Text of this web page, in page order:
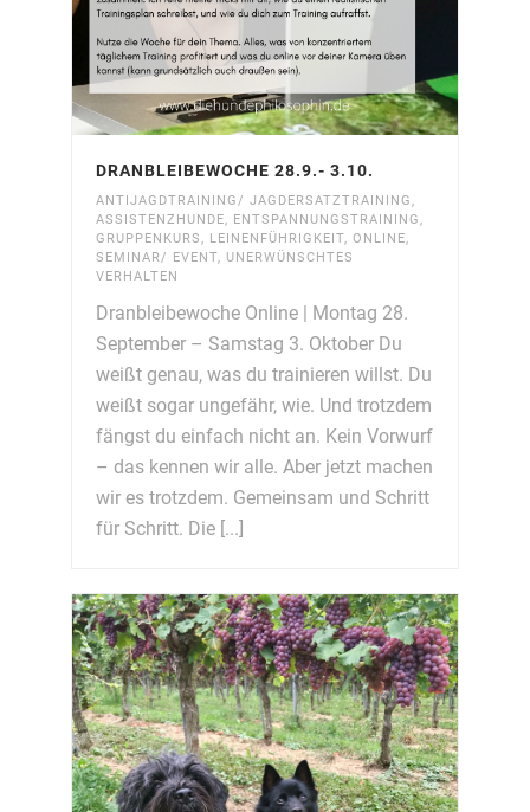
DRANBLEIBEWOCHE 28.9.- 3.10.
ANTIJAGDTRAINING/ JAGDERSATZTRAINING,
ASSISTENZHUNDE, ENTSPANNUNGSTRAINING,
GRUPPENKURS, LEINENFÜHRIGKEIT, ONLINE,
SEMINAR/ EVENT, UNERWÜNSCHTES
VERHALTEN
Dranbleibewoche Online | Montag 28.
September – Samstag 3. Oktober Du
weißt genau, was du trainieren willst. Du
weißt sogar ungefähr, wie. Und trotzdem
fängst du einfach nicht an. Kein Vorwurf
– das kennen wir alle. Aber jetzt machen
wir es trotzdem. Gemeinsam und Schritt
für Schritt. Die [...]